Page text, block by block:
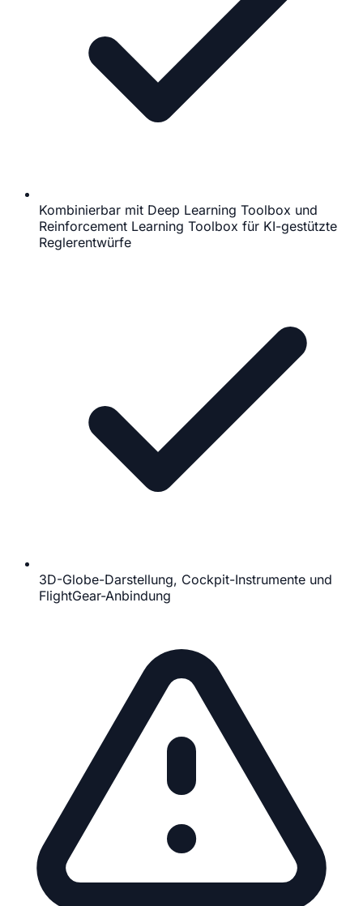
Kombinierbar mit Deep Learning Toolbox und
Reinforcement Learning Toolbox für KI-gestützte
Reglerentwürfe
3D-Globe-Darstellung, Cockpit-Instrumente und
FlightGear-Anbindung